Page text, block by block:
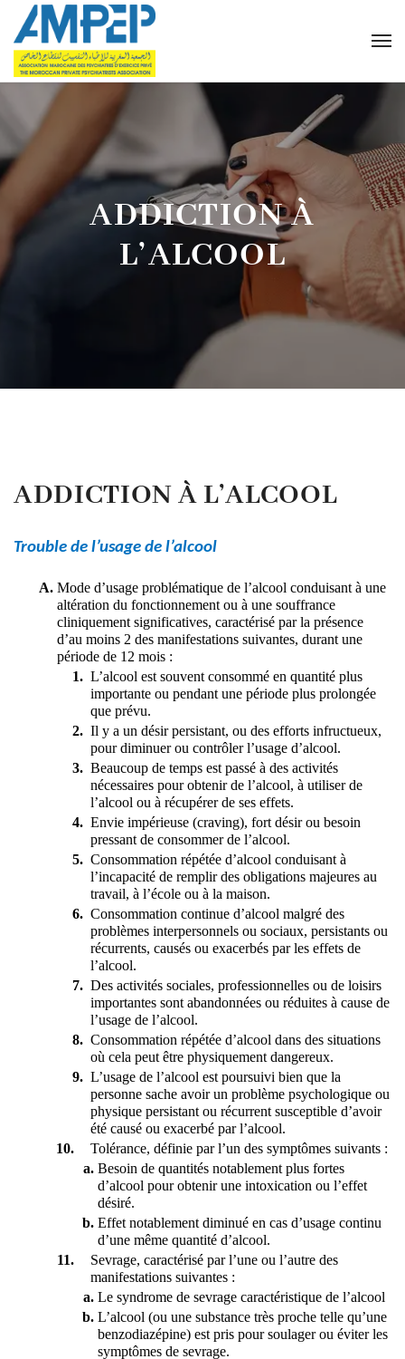
ADDICTION À
L’ALCOOL
ADDICTION À L’ALCOOL
Trouble de l’usage de l’alcool
Mode d’usage problématique de l’alcool conduisant à une
altération du fonctionnement ou à une souffrance
cliniquement significatives, caractérisé par la présence
d’au moins 2 des manifestations suivantes, durant une
période de 12 mois :
L’alcool est souvent consommé en quantité plus
importante ou pendant une période plus prolongée
que prévu.
Il y a un désir persistant, ou des efforts infructueux,
pour diminuer ou contrôler l’usage d’alcool.
Beaucoup de temps est passé à des activités
nécessaires pour obtenir de l’alcool, à utiliser de
l’alcool ou à récupérer de ses effets.
Envie impérieuse (craving), fort désir ou besoin
pressant de consommer de l’alcool.
Consommation répétée d’alcool conduisant à
l’incapacité de remplir des obligations majeures au
travail, à l’école ou à la maison.
Consommation continue d’alcool malgré des
problèmes interpersonnels ou sociaux, persistants ou
récurrents, causés ou exacerbés par les effets de
l’alcool.
Des activités sociales, professionnelles ou de loisirs
importantes sont abandonnées ou réduites à cause de
l’usage de l’alcool.
Consommation répétée d’alcool dans des situations
où cela peut être physiquement dangereux.
L’usage de l’alcool est poursuivi bien que la
personne sache avoir un problème psychologique ou
physique persistant ou récurrent susceptible d’avoir
été causé ou exacerbé par l’alcool.
Tolérance, définie par l’un des symptômes suivants :
Besoin de quantités notablement plus fortes
d’alcool pour obtenir une intoxication ou l’effet
désiré.
Effet notablement diminué en cas d’usage continu
d’une même quantité d’alcool.
Sevrage, caractérisé par l’une ou l’autre des
manifestations suivantes :
Le syndrome de sevrage caractéristique de l’alcool
L’alcool (ou une substance très proche telle qu’une
benzodiazépine) est pris pour soulager ou éviter les
symptômes de sevrage.